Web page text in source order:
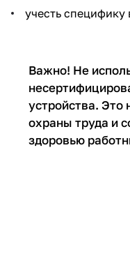
учесть
Важно! Не
устройства. Это
охраны труда и
здоровью